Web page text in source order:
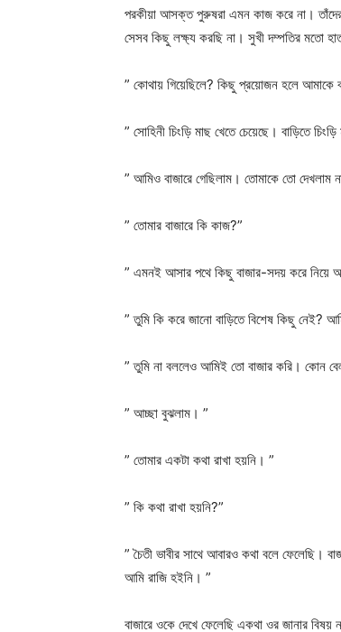
পরকীয়া আসক্ত পুরুষরা এমন কাজ করে না।
সেসব কিছু লক্ষ্য করছি না। সুখী দম্পতির মতো
” কোথায় গিয়েছিলে? কিছু প্রয়োজন হলে আমাকে
” সোহিনী চিংড়ি মাছ খেতে চেয়েছে। বাড়িতে
” আমিও বাজারে গেছিলাম। তোমাকে তো দেখলাম
” তোমার বাজারে কি কাজ?”
” এমনই আসার পথে কিছু বাজার-সদয় করে নিয়ে
” তুমি কি করে জানো বাড়িতে বিশেষ কিছু নেই?
” তুমি না বললেও আমিই তো বাজার করি। কোন
” আচ্ছা বুঝলাম। ”
” তোমার একটা কথা রাখা হয়নি। ”
” কি কথা রাখা হয়নি?”
” চৈতী ভাবীর সাথে আবারও কথা বলে ফেলেছি।
আমি রাজি হইনি। ”
বাজারে ওকে দেখে ফেলেছি একথা ওর জানার